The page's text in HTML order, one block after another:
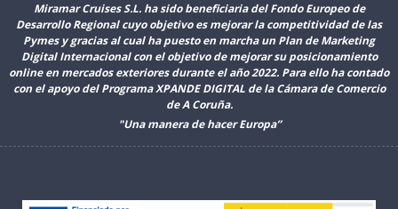
Miramar Cruises S.L. ha sido beneficiaria del Fondo Europeo de
Desarrollo Regional cuyo objetivo es mejorar la competitividad de las
Pymes y gracias al cual ha puesto en marcha un Plan de Marketing
Digital Internacional con el objetivo de mejorar su posicionamiento
online en mercados exteriores durante el año 2022. Para ello ha contado
con el apoyo del Programa XPANDE DIGITAL de la Cámara de Comercio
de A Coruña.
"Una manera de hacer Europa”